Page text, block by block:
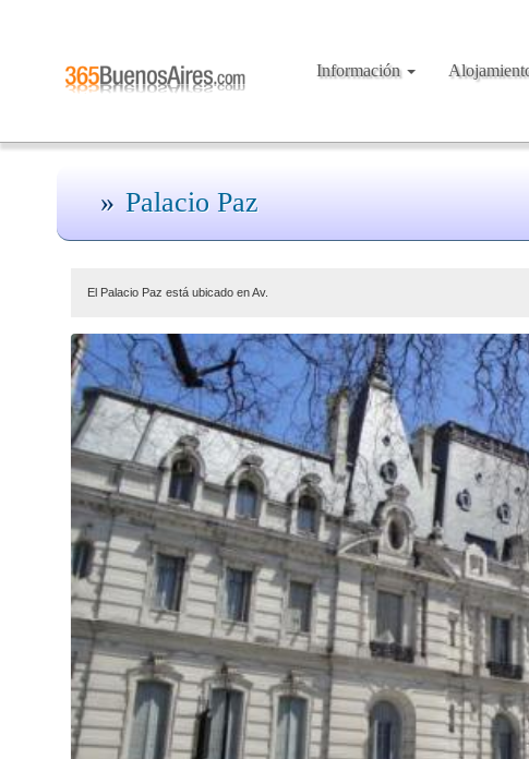
Información
Palacio Paz
El Palacio Paz está ubicado en Av.